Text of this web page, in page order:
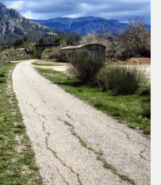
Ebre:
De
Pinell
de
Brai
a
Tortosa